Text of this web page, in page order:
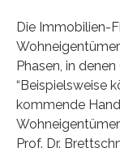
Die Immobilien-
Phasen, in
“Beispielsweise
kommende
Prof. Dr.